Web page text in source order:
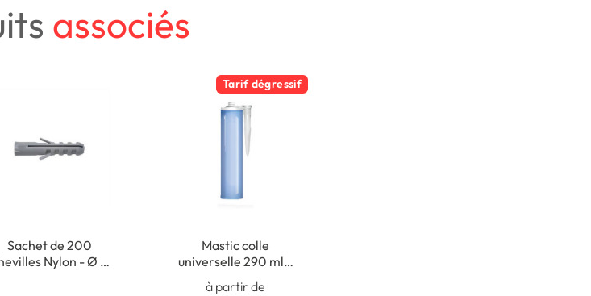
associés
Sachet de 200
Nylon - Ø 5
Tarif dégressif
Mastic colle
universelle 290 ml -
Usage intérieur
à partir de